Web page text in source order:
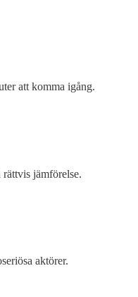
att komma igång.
jämförelse.
aktörer.